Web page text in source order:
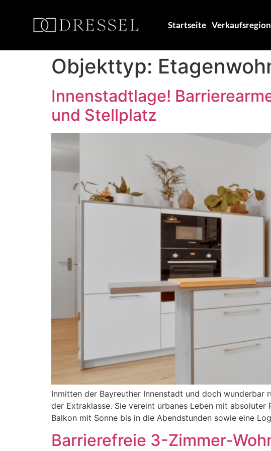
Startseite
Objekttyp:
Innenstadtlage!
und Stellplatz
Inmitten der Bayreuther Innenstadt und doch wunderbar
der Extraklasse. Sie vereint urbanes Leben mit
Balkon mit Sonne bis in die Abendstunden sowie eine
Barrierefreie 3-Zimmer-